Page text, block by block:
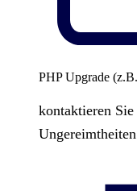
PHP Upgrade
kontaktieren